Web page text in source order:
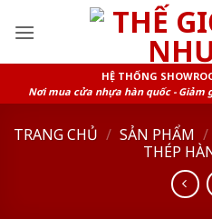
HỆ THỐNG
Nơi mua cửa nhựa hàn quốc -
TRANG CHỦ / SẢN PHẨM /
THÉP